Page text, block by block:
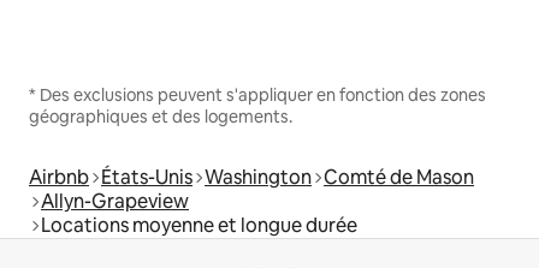
* Des exclusions peuvent s'appliquer en fonction des zones
géographiques et des logements.
Airbnb États-Unis Washington Comté de Mason
Allyn-Grapeview
Locations moyenne et longue durée